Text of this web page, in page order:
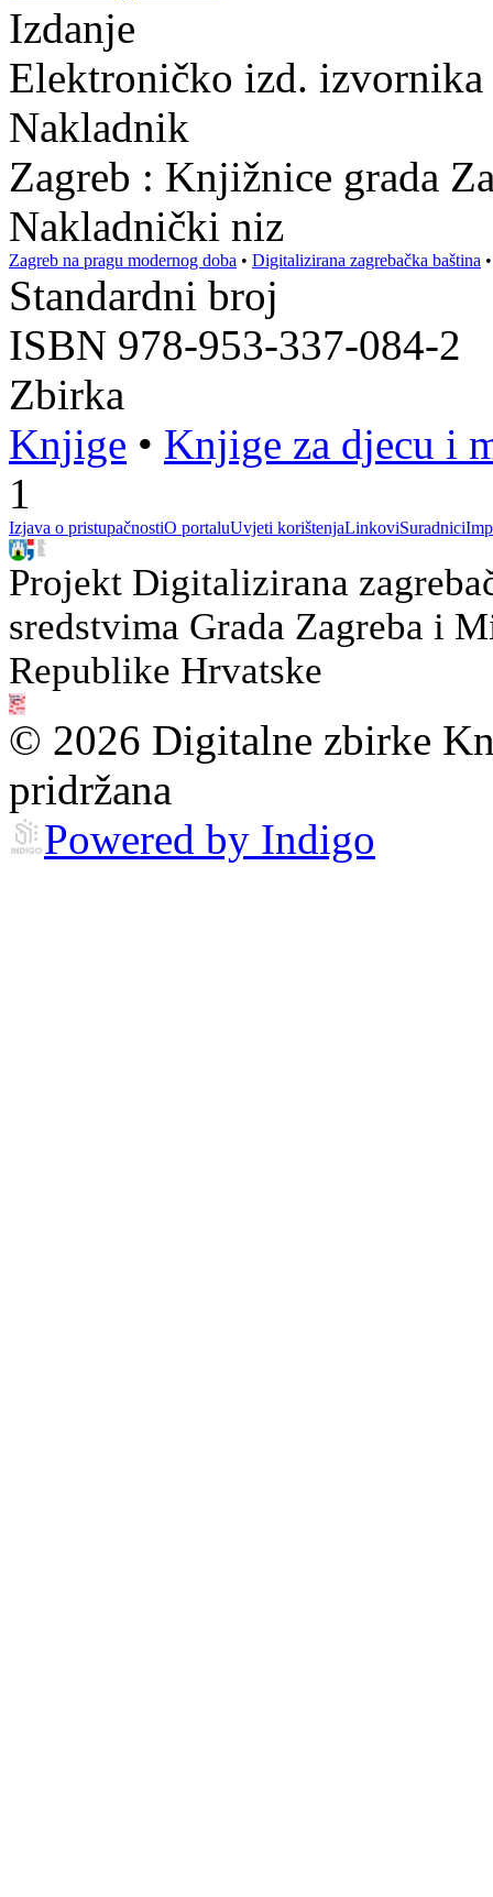
Izdanje
Elektroničko izd.
Nakladnik
Zagreb : Knjižnice grada
Nakladnički niz
Zagreb na pragu modernog doba • Digitalizirana zagrebačka baština
Standardni broj
ISBN 978-953-337-084-2
Zbirka
Knjige • Knjige za djecu i
1
Izjava o pristupačnostiO portaluUvjeti korištenjaLinkoviSuradnici
Projekt Digitalizirana
sredstvima Grada Zagreba i
Republike Hrvatske
© 2026 Digitalne zbirke
pridržana
Powered by Indigo